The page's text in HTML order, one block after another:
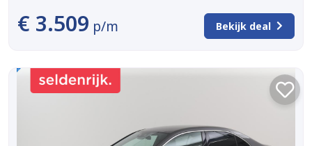
€ 3.509 p/m Bekijk deal